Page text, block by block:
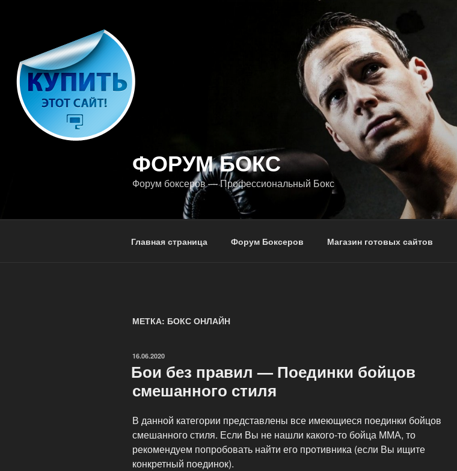
ФОРУМ БОКС
Форум боксеров — Профессиональный Бокс
Главная страница Форум Боксеров Магазин готовых сайтов
МЕТКА: БОКС ОНЛАЙН
ОПУБЛИКОВАНО
16.06.2020
Бои без правил — Поединки бойцов
смешанного стиля
В данной категории представлены все имеющиеся поединки бойцов
смешанного стиля. Если Вы не нашли какого-то бойца ММА, то
рекомендуем попробовать найти его противника (если Вы ищите
конкретный поединок).